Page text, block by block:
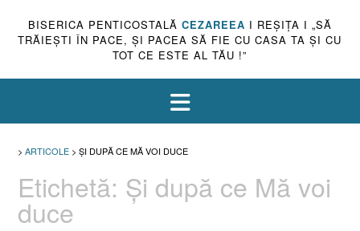
BISERICA PENTICOSTALĂ CEZAREEA I REŞIŢA I „SĂ
TRĂIEŞTI ÎN PACE, ŞI PACEA SĂ FIE CU CASA TA ŞI CU
TOT CE ESTE AL TĂU !”
> ARTICOLE > ŞI DUPĂ CE MĂ VOI DUCE
Etichetă: Şi după ce Mă voi
duce